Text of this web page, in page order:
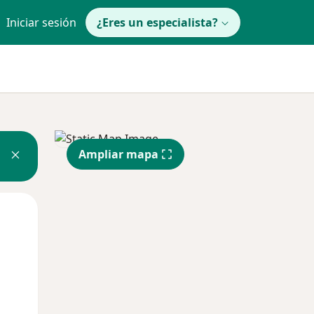
Iniciar sesión ¿Eres un especialista?
Ampliar mapa